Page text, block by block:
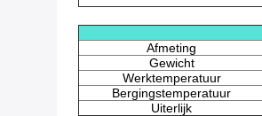
Afmeting
Gewicht
Werktemperatuur
Bergingstemperatuur
Uiterlijk